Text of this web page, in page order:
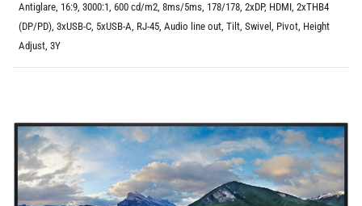
Antiglare, 16:9, 3000:1, 600 cd/m2, 8ms/5ms, 178/178, 2xDP, HDMI, 2xTHB4
(DP/PD), 3xUSB-C, 5xUSB-A, RJ-45, Audio line out, Tilt, Swivel, Pivot, Height
Adjust, 3Y